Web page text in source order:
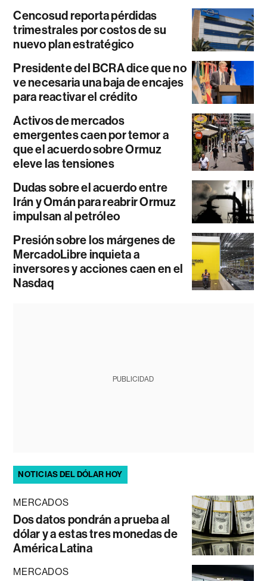
Cencosud reporta pérdidas
trimestrales por costos de su
nuevo plan estratégico
Presidente del BCRA dice que no
ve necesaria una baja de encajes
para reactivar el crédito
Activos de mercados
emergentes caen por temor a
que el acuerdo sobre Ormuz
eleve las tensiones
Dudas sobre el acuerdo entre
Irán y Omán para reabrir Ormuz
impulsan al petróleo
Presión sobre los márgenes de
MercadoLibre inquieta a
inversores y acciones caen en el
Nasdaq
PUBLICIDAD
NOTICIAS DEL DÓLAR HOY
MERCADOS
Dos datos pondrán a prueba al
dólar y a estas tres monedas de
América Latina
MERCADOS